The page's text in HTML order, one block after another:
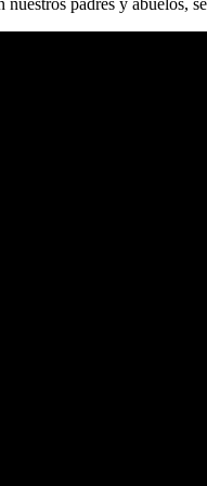
nuestros padres y abuelos,